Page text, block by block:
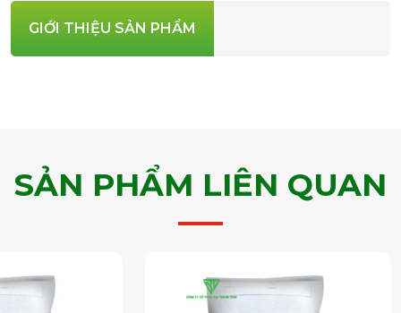
GIỚI THIỆU SẢN PHẨM
SẢN PHẨM LIÊN QUAN